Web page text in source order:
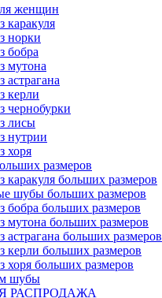
женщин
норки
бобра
мутона
керли
лисы
нутрии
хоря
размеров
больших размеров
шубы больших размеров
больших размеров
больших размеров
больших размеров
больших размеров
больших размеров
шубы
РАСПРОДАЖА